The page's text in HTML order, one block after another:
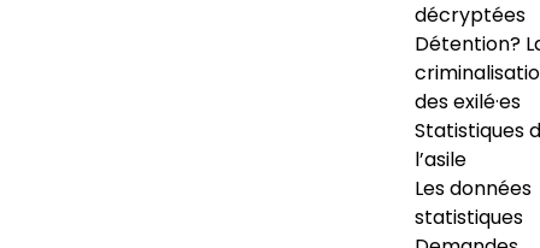
décryptées
Détention?
des exilé·es
Statistiques
l’asile
Les données
statistiques